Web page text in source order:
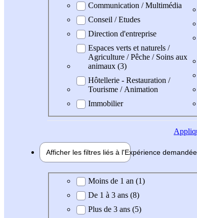
Communication / Multimédia
Conseil / Etudes
Direction d'entreprise
Espaces verts et naturels /
Agriculture / Pêche / Soins aux
animaux (3)
Hôtellerie - Restauration /
Tourisme / Animation
Immobilier
Afficher les filtres liés à l'Expérience demandée
Expérience demandée
Moins de 1 an (1)
De 1 à 3 ans (8)
Plus de 3 ans (5)